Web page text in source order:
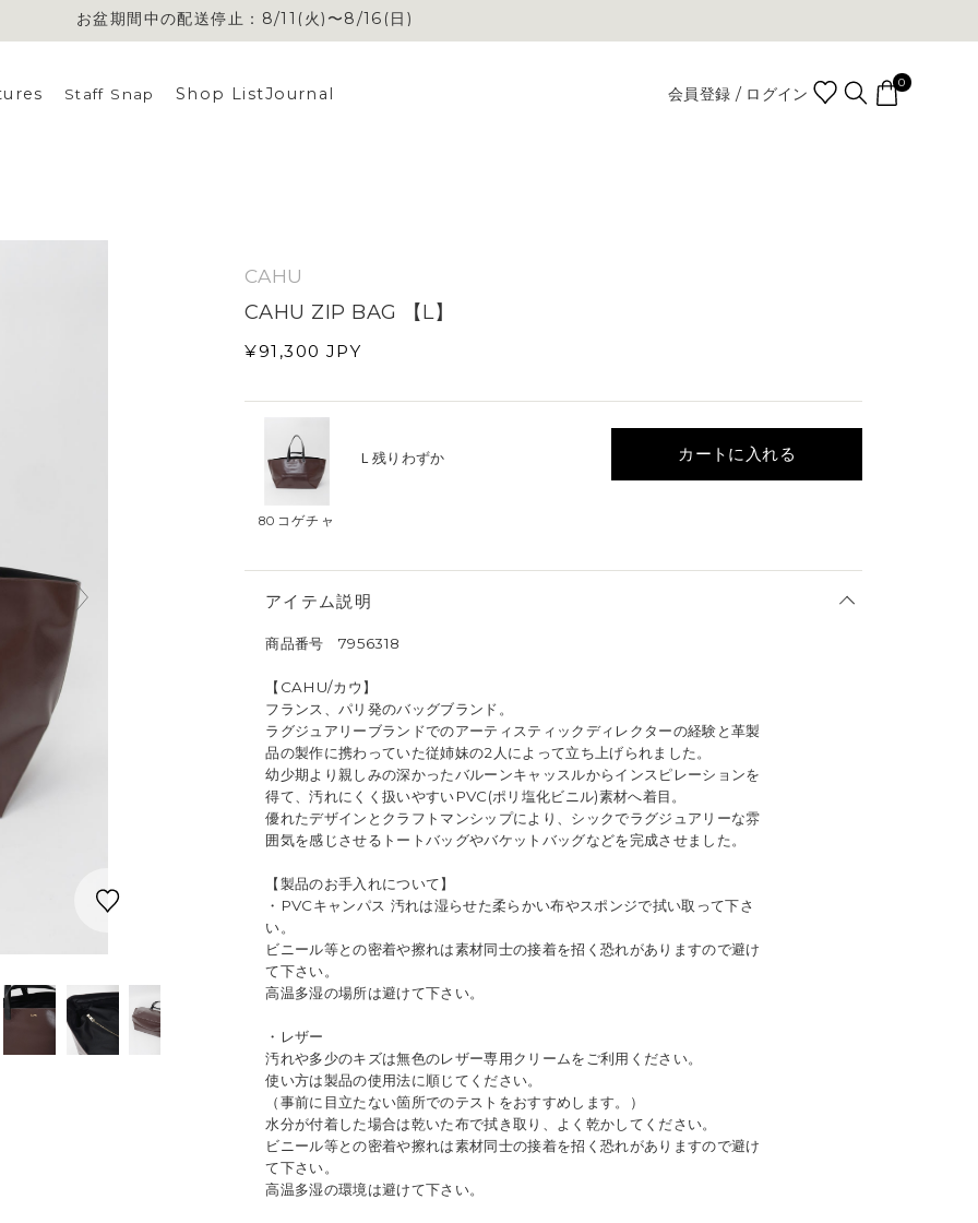
お盆期間中の配送停止：8/11(火)〜8/16(日)
お盆期間中の配送停止：8/11(火)〜8/16(日)
Staff Snap Shop ListJournal 会員登録 / ログイン
0
CAHU
CAHU ZIP BAG 【L】
¥91,300 JPY
80コゲチャ
Ｌ 残りわずか カートに入れる
アイテム説明
商品番号 7956318
【CAHU/カウ】
フランス、パリ発のバッグブランド。
ラグジュアリーブランドでのアーティスティックディレクターの経験と革製
品の製作に携わっていた従姉妹の2人によって立ち上げられました。
幼少期より親しみの深かったバルーンキャッスルからインスピレーションを
得て、汚れにくく扱いやすいPVC(ポリ塩化ビニル)素材へ着目。
優れたデザインとクラフトマンシップにより、シックでラグジュアリーな雰
囲気を感じさせるトートバッグやバケットバッグなどを完成させました。
【製品のお手入れについて】
・PVCキャンパス 汚れは湿らせた柔らかい布やスポンジで拭い取って下さ
い。
ビニール等との密着や擦れは素材同士の接着を招く恐れがありますので避け
て下さい。
高温多湿の場所は避けて下さい。
・レザー
汚れや多少のキズは無色のレザー専用クリームをご利用ください。
使い方は製品の使用法に順じてください。
（事前に目立たない箇所でのテストをおすすめします。）
水分が付着した場合は乾いた布で拭き取り、よく乾かしてください。
ビニール等との密着や擦れは素材同士の接着を招く恐れがありますので避け
て下さい。
高温多湿の環境は避けて下さい。